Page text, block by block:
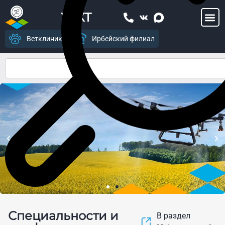
УСХТ
Ветклиника Ирбейский филиал
земледелия и современных
Специальности и
В раздел